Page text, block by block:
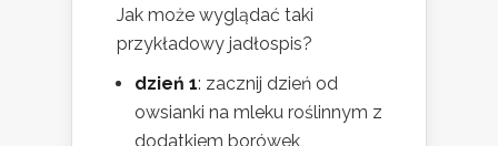
Jak może wyglądać taki
przykładowy jadłospis?
dzień 1: zacznij dzień od
owsianki na mleku roślinnym z
dodatkiem borówek,